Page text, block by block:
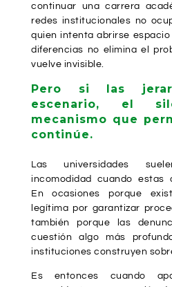
continuar una carrera
redes institucionales no
quien intenta abrirse
diferencias no elimina el
vuelve invisible.
Pero si las
escenario, el
mecanismo que
continúe.
Las universidades
incomodidad cuando estas
En ocasiones porque
legítima por garantizar
también porque las
cuestión algo más
instituciones construyen
Es entonces cuando